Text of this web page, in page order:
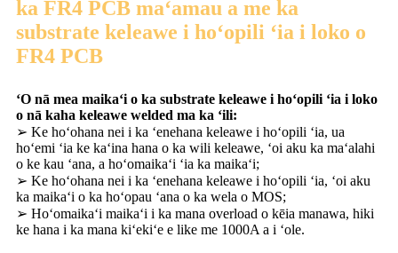
ka FR4 PCB maʻamau a me ka
substrate keleawe i hoʻopili ʻia i loko o
FR4 PCB
ʻO nā mea maikaʻi o ka substrate keleawe i hoʻopili ʻia i loko
o nā kaha keleawe welded ma ka ʻili:
➢ Ke hoʻohana nei i ka ʻenehana keleawe i hoʻopili ʻia, ua
hoʻemi ʻia ke kaʻina hana o ka wili keleawe, ʻoi aku ka maʻalahi
o ke kau ʻana, a hoʻomaikaʻi ʻia ka maikaʻi;
➢ Ke hoʻohana nei i ka ʻenehana keleawe i hoʻopili ʻia, ʻoi aku
ka maikaʻi o ka hoʻopau ʻana o ka wela o MOS;
➢ Hoʻomaikaʻi maikaʻi i ka mana overload o kēia manawa, hiki
ke hana i ka mana kiʻekiʻe e like me 1000A a i ʻole.